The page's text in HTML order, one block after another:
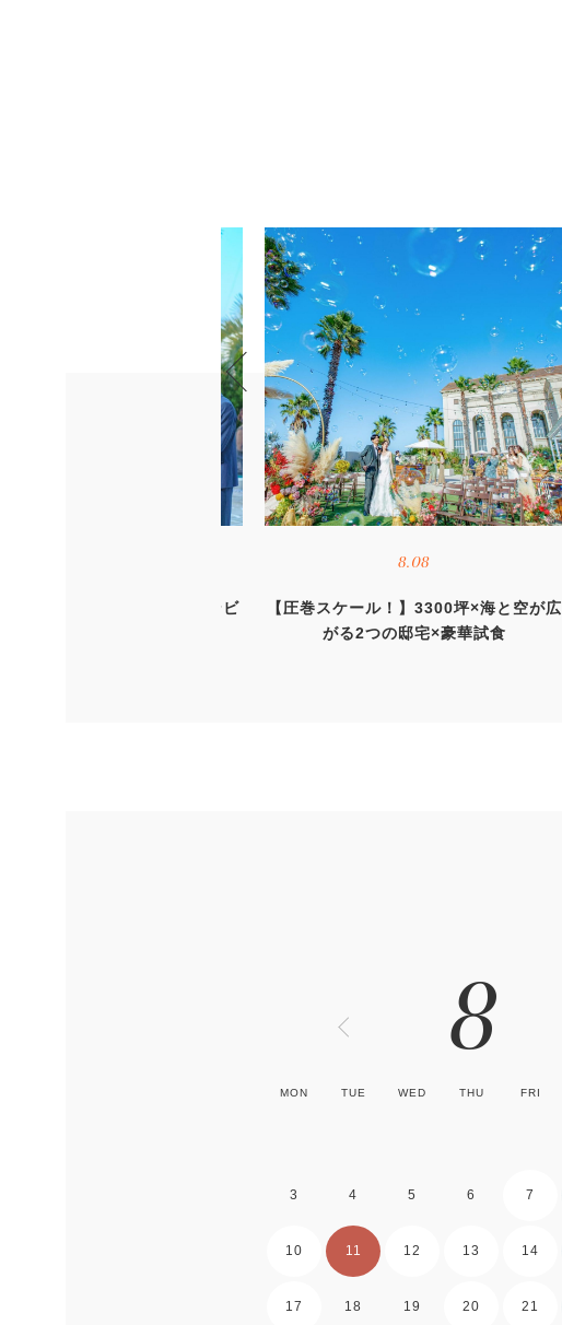
大2days*】圧巻オーシャンビ
8.08
【圧巻スケール！】3300坪×海と空が広
がる2つの邸宅×豪華試食
8
MON TUE WED THU FRI
3 4 5 6 7
10 11 12 13 14
17 18 19 20 21